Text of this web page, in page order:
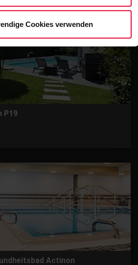
.
Cookies verwenden
P19
Actinon